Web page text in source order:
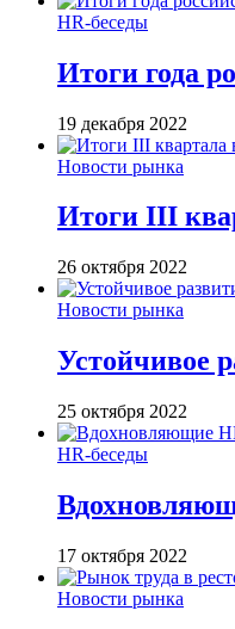
HR-беседы
Итоги года
19 декабря 2022
Новости рынка
Итоги III
26 октября 2022
Новости рынка
Устойчивое
25 октября 2022
HR-беседы
17 октября 2022
Новости рынка